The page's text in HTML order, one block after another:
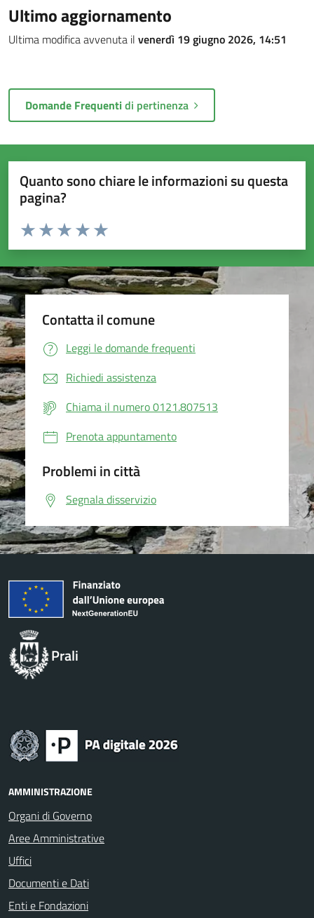
Ultimo aggiornamento
Ultima modifica avvenuta il venerdì 19 giugno 2026, 14:51
Domande Frequentidi pertinenza
Quanto sono chiare le informazioni su questa
pagina?
Valuta da 1 a 5 stelle la pagina
Valuta 5 stelle su 5
Valuta 4 stelle su 5
Valuta 3 stelle su 5
Valuta 2 stelle su 5
Valuta 1 stelle su 5
Contatta il comune
Leggi le domande frequenti
Richiedi assistenza
Chiama il numero 0121.807513
Prenota appuntamento
Problemi in città
Segnala disservizio
Prali
AMMINISTRAZIONE
Organi di Governo
Aree Amministrative
Uffici
Documenti e Dati
Enti e Fondazioni